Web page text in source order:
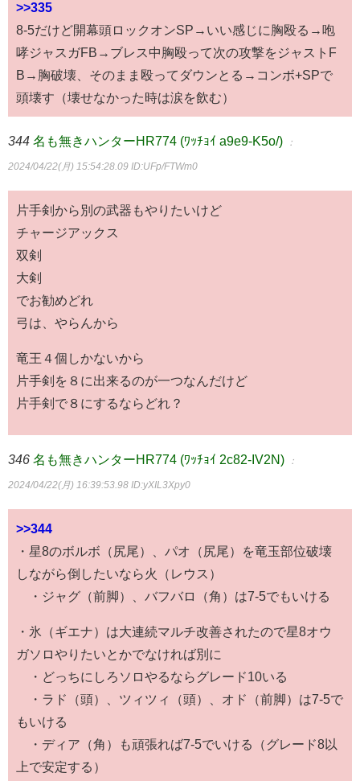
>>335
8-5だけど開幕頭ロックオンSP→いい感じに胸殴る→咆
哮ジャスガFB→ブレス中胸殴って次の攻撃をジャストF
B→胸破壊、そのまま殴ってダウンとる→コンボ+SPで
頭壊す（壊せなかった時は涙を飲む）
344 名も無きハンターHR774 (ﾜｯﾁｮｲ a9e9-K5o/) ：
2024/04/22(月) 15:54:28.09 ID:UFp/FTWm0
片手剣から別の武器もやりたいけど
チャージアックス
双剣
大剣
でお勧めどれ
弓は、やらんから
竜王４個しかないから
片手剣を８に出来るのが一つなんだけど
片手剣で８にするならどれ？
346 名も無きハンターHR774 (ﾜｯﾁｮｲ 2c82-IV2N) ：
2024/04/22(月) 16:39:53.98 ID:yXIL3Xpy0
>>344
・星8のボルボ（尻尾）、パオ（尻尾）を竜玉部位破壊
しながら倒したいなら火（レウス）
・ジャグ（前脚）、バフバロ（角）は7-5でもいける
・氷（ギエナ）は大連続マルチ改善されたので星8オウ
ガソロやりたいとかでなければ別に
・どっちにしろソロやるならグレード10いる
・ラド（頭）、ツィツィ（頭）、オド（前脚）は7-5で
もいける
・ディア（角）も頑張れば7-5でいける（グレード8以
上で安定する）